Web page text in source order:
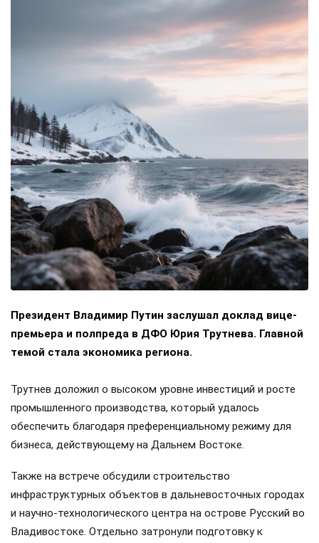
Президент Владимир Путин заслушал доклад вице-
премьера и полпреда в ДФО Юрия Трутнева. Главной
темой стала экономика региона.
Трутнев доложил о высоком уровне инвестиций и росте
промышленного производства, который удалось
обеспечить благодаря преференциальному режиму для
бизнеса, действующему на Дальнем Востоке.
Также на встрече обсудили строительство
инфраструктурных объектов в дальневосточных городах
и научно-технологического центра на острове Русский во
Владивостоке. Отдельно затронули подготовку к